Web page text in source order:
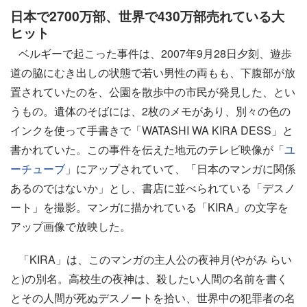
日本で2700万部、世界で430万部売れている大
ヒット
ベルギーで起こった事件は、2007年9月28日夕刻、遊歩
道の脇にむき出しの状態で若い男性の両もも、下腹部が放
置されていたのを、公園を散歩中の市民が発見した、とい
うもの。遺体のそばには、2枚のメモがあり、別々の色の
インクを使って手書きで「WATASHI WA KIRA DESS」と
書かれていた。この事件を伝えた地元のテレビ映像が「ユ
ーチューブ 」にアップされていて、「日本のマンガに関係
あるのではないか」とし、書店に並べられている「デスノ
ート」を撮影。マンガに描かれている「KIRA」の文字を
アップ画像で放映した。
「KIRA」は、このマンガの主人公の夜神月(やがみ らい
と)の別名。高校生の夜神は、殺したい人間の名前を書く
とその人間が死ぬデスノートを拾い、世界中の犯罪者の名